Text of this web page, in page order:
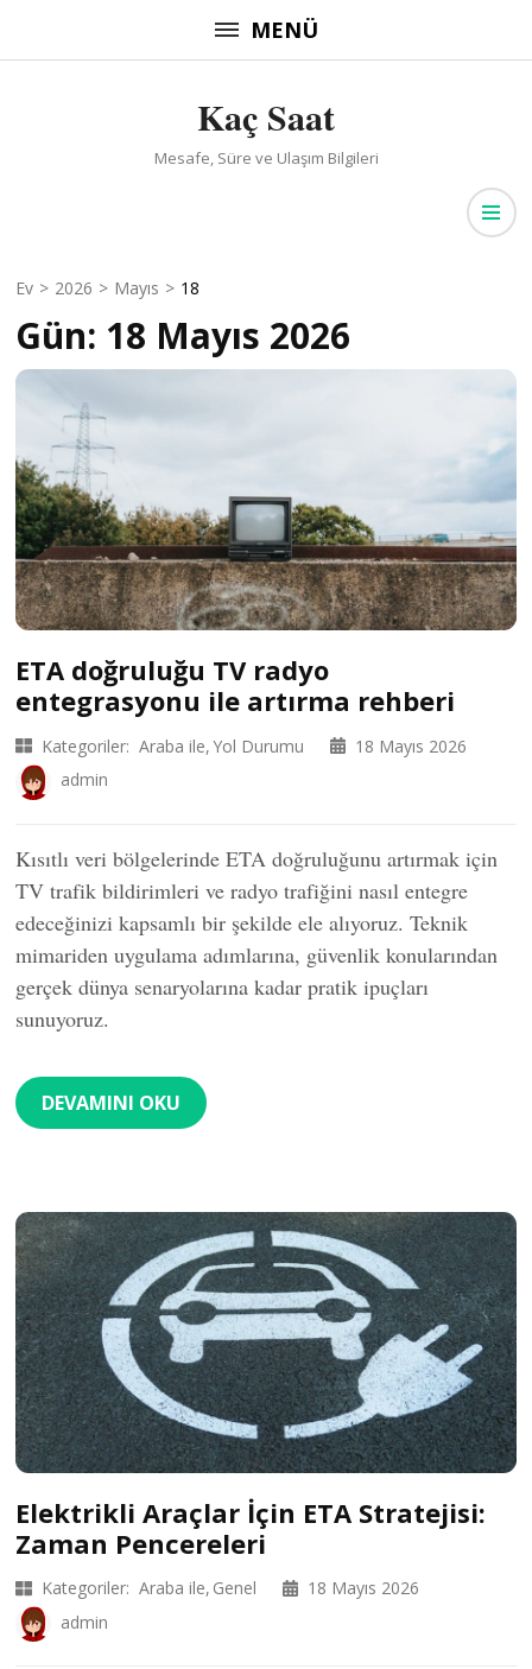
atla
MENÜ
Kaç Saat
Mesafe, Süre ve Ulaşım Bilgileri
Ev > 2026 > Mayıs > 18
Gün: 18 Mayıs 2026
ETA doğruluğu TV radyo
entegrasyonu ile artırma rehberi
Kategoriler: Araba ile Yol Durumu
18 Mayıs 2026
admin
Kısıtlı veri bölgelerinde ETA doğruluğunu artırmak için
TV trafik bildirimleri ve radyo trafiğini nasıl entegre
edeceğinizi kapsamlı bir şekilde ele alıyoruz. Teknik
mimariden uygulama adımlarına, güvenlik konularından
gerçek dünya senaryolarına kadar pratik ipuçları
sunuyoruz.
DEVAMINI OKU
Elektrikli Araçlar İçin ETA Stratejisi:
Zaman Pencereleri
Kategoriler: Araba ile Genel
18 Mayıs 2026
admin